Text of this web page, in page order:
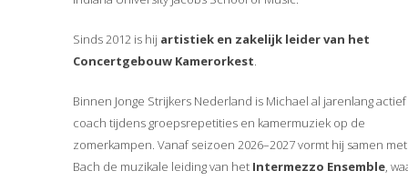
Sinds 2012 is hij artistiek en zakelijk leider van het
Concertgebouw Kamerorkest
Binnen Jonge Strijkers Nederland is Michael al jarenlang actief
coach tijdens groepsrepetities en kamermuziek op de
zomerkampen. Vanaf seizoen 2026–2027 vormt hij samen
Bach de muzikale leiding van het Intermezzo Ensemble,